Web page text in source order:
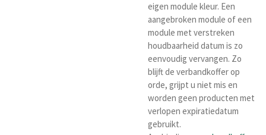
eigen module kleur. Een
aangebroken module of een
module met verstreken
houdbaarheid datum is zo
eenvoudig vervangen. Zo
blijft de verbandkoffer op
orde, grijpt u niet mis en
worden geen producten met
verlopen expiratiedatum
gebruikt.